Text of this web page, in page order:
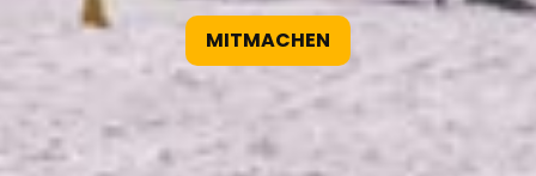
MITMACHEN